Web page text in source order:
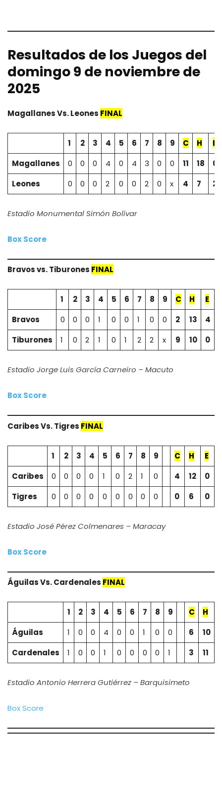
Resultados de los Juegos del
domingo 9 de noviembre de
2025
MagallanesVs.Leones FINAL
1 2 3 4 5 6 7 8 9 C H
E
Magallanes
0 0 0 4 0 4 3 0 0 11 18
0
Leones
0 0 0 2 0 0 2 0 x 4 7 2
Estadio Monumental Simón Bolívar
Box Score
Bravos vs. Tiburones FINAL
1 2 3 4 5 6 7 8 9 C H
E
Bravos
0 0 0 1 0 0 1 0 0 2 13
4
Tiburones
1 0 2 1 0 1 2 2 x 9 10 0
Estadio Jorge Luis García Carneiro – Macuto
Box Score
Caribes Vs. Tigres FINAL
1 2 3 4 5 6 7 8 9 C H
E
Caribes
0 0 0 0 1 0 2 1 0 4 12
0
Tigres
0 0 0 0 0 0 0 0 0 0 6 0
Estadio José Pérez Colmenares – Maracay
Box Score
Águilas Vs.Cardenales FINAL
1 2 3 4 5 6 7 8 9 C H
Águilas
1 0 0 4 0 0 1 0 0 6 10
Cardenales
1 0 0 1 0 0 0 0 1 3 11
Estadio Antonio Herrera Gutiérrez – Barquisimeto
Box Score